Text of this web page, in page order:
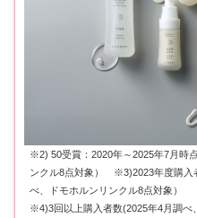
※2) 50受賞：2020年～2025年7月時
ンクル8点対象） ※3)2023年度購入
べ、ドモホルンリンクル8点対象）
※4)3回以上購入者数(2025年4月調べ